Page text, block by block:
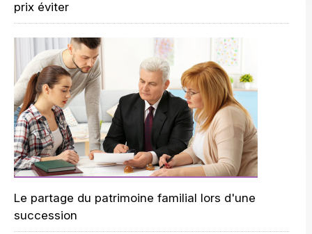
prix éviter
Le partage du patrimoine familial lors d'une
succession